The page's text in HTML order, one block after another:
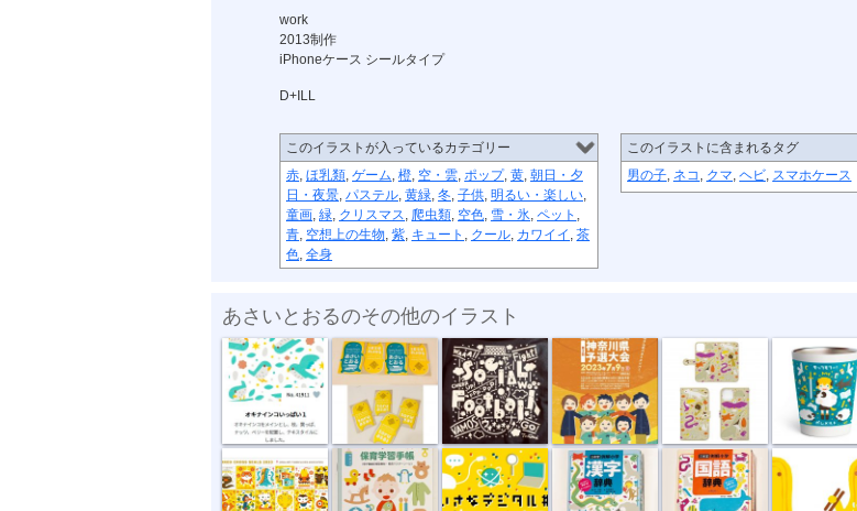
work
2013制作
iPhoneケース シールタイプ
D+ILL
このイラストが入っているカテゴリー
赤, ほ乳類, ゲーム, 橙, 空・雲, ポップ, 黄, 朝日・夕
日・夜景, パステル, 黄緑, 冬, 子供, 明るい・楽しい,
童画, 緑, クリスマス, 爬虫類, 空色, 雪・氷, ペット ,
青, 空想上の生物, 紫, キュート , クール, カワイイ , 茶
色, 全身
このイラストに含まれるタグ
男の子, ネコ , クマ, ヘビ, スマホケース
あさいとおるのその他のイラスト
テキスタイル... 名刺2022 ソーシャルフ...
“複十字シー... 母子健康手帳... ちいさなデジ... 例解小学 漢... 例解小学 国... タンメンの仙...